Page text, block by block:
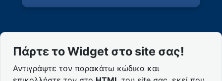
Πάρτε το Widget στο site σας!
Αντιγράψτε τον παρακάτω κώδικα και